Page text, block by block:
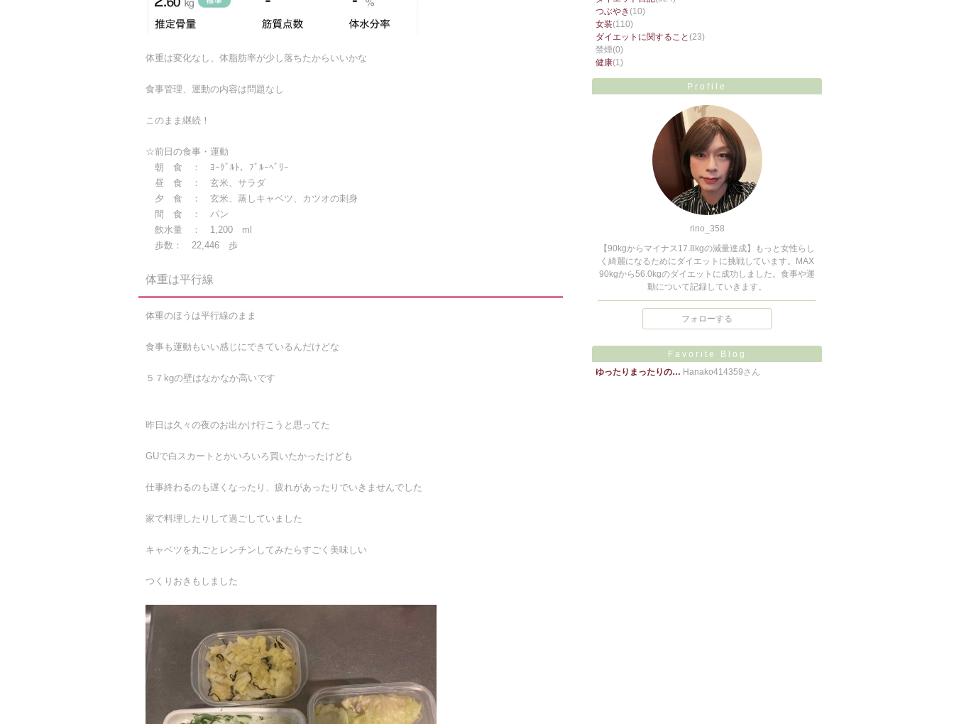
体重は変化なし、体脂肪率が少し落ちたからいいかな
食事管理、運動の内容は問題なし
このまま継続！
☆前日の食事・運動
朝 食 ： ﾖｰｸﾞﾙﾄ、ﾌﾞﾙｰﾍﾞﾘｰ
昼 食 ： 玄米、サラダ
夕 食 ： 玄米、蒸しキャベツ、カツオの刺身
間 食 ： パン
飲水量 ： 1,200 ml
歩数： 22,446 歩
体重は平行線
体重のほうは平行線のまま
食事も運動もいい感じにできているんだけどな
５７kgの壁はなかなか高いです
昨日は久々の夜のお出かけ行こうと思ってた
GUで白スカートとかいろいろ買いたかったけども
仕事終わるのも遅くなったり、疲れがあったりでいきませんでした
家で料理したりして過ごしていました
キャベツを丸ごとレンチンしてみたらすごく美味しい
つくりおきもしました
つぶやき(10)
女装(110)
ダイエットに関すること (23)
禁煙(0)
健康(1)
Profile
rino_358
【90kgからマイナス17.8kgの減量達成】もっと女性らし
く綺麗になるためにダイエットに挑戦しています。MAX
90kgから56.0kgのダイエットに成功しました。食事や運
動について記録していきます。
フォローする
Favorite Blog
ゆったりまったりの… Hanako414359さん